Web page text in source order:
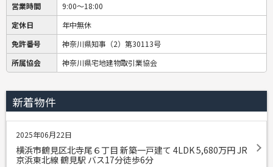
営業時間
9:00～18:00
定休日
年中無休
免許番号
神奈川県知事（2）第30113号
所属協会
神奈川県宅地建物取引業協会
新着物件
2025年06月22日
横浜市鶴見区北寺尾６丁目 新築一戸建て 4LDK 5,680万円JR
京浜東北線 鶴見駅 バス17分徒歩6分